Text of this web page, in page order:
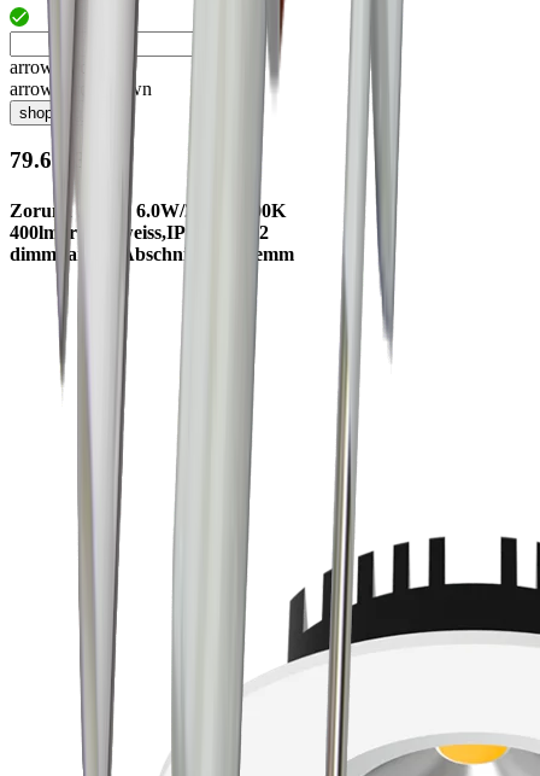
arrow_drop_up
arrow_drop_down
shopping_cart
79.61135.30
Zoruna Junior 6.0W/230V 3000K
400lm, rund, weiss,IP44,RA>92
dimmbar PH Abschnitt, m. Klemm